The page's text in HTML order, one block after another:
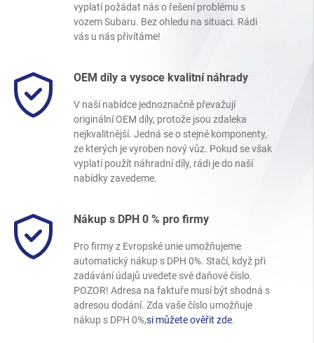
vyplatí požádat nás o řešení problému s
vozem Subaru. Bez ohledu na situaci. Rádi
vás u nás přivítáme!
OEM díly a vysoce kvalitní náhrady
V naší nabídce jednoznačně převažují
originální OEM díly, protože jsou zdaleka
nejkvalitnější. Jedná se o stejné komponenty,
ze kterých je vyroben nový vůz. Pokud se však
vyplatí použít náhradní díly, rádi je do naší
nabídky zavedeme.
Nákup s DPH 0 % pro firmy
Pro firmy z Evropské unie umožňujeme
automatický nákup s DPH 0%. Stačí, když při
zadávání údajů uvedete své daňové číslo.
POZOR! Adresa na faktuře musí být shodná s
adresou dodání. Zda vaše číslo umožňuje
nákup s DPH 0%,si můžete ověřit zde.